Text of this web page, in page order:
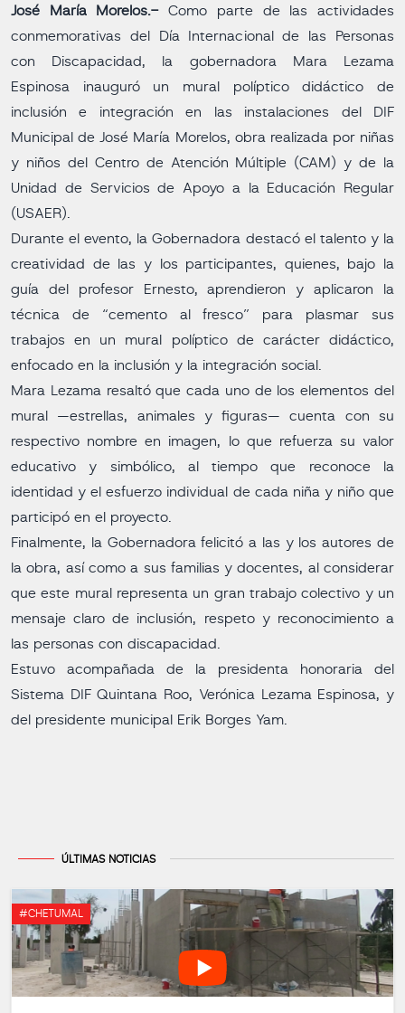
José María Morelos.-Como parte de las actividades
conmemorativas del Día Internacional de las Personas
con Discapacidad, la gobernadora Mara Lezama
Espinosa inauguró un mural políptico didáctico de
inclusión e integración en las instalaciones del DIF
Municipal de José María Morelos, obra realizada por niñas
y niños del Centro de Atención Múltiple (CAM) y de la
Unidad de Servicios de Apoyo a la Educación Regular
(USAER).
Durante el evento, la Gobernadora destacó el talento y la
creatividad de las y los participantes, quienes, bajo la
guía del profesor Ernesto, aprendieron y aplicaron la
técnica de “cemento al fresco” para plasmar sus
trabajos en un mural políptico de carácter didáctico,
enfocado en la inclusión y la integración social.
Mara Lezama resaltó que cada uno de los elementos del
mural —estrellas, animales y figuras— cuenta con su
respectivo nombre en imagen, lo que refuerza su valor
educativo y simbólico, al tiempo que reconoce la
identidad y el esfuerzo individual de cada niña y niño que
participó en el proyecto.
Finalmente, la Gobernadora felicitó a las y los autores de
la obra, así como a sus familias y docentes, al considerar
que este mural representa un gran trabajo colectivo y un
mensaje claro de inclusión, respeto y reconocimiento a
las personas con discapacidad.
Estuvo acompañada de la presidenta honoraria del
Sistema DIF Quintana Roo, Verónica Lezama Espinosa, y
del presidente municipal Erik Borges Yam.
ÚLTIMAS NOTICIAS
#CHETUMAL